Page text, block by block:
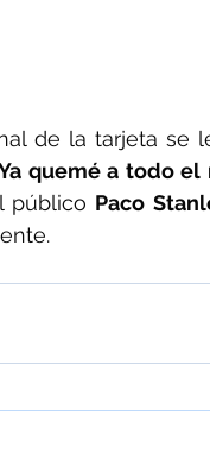
de la tarjeta se
quemé a todo el
público Paco